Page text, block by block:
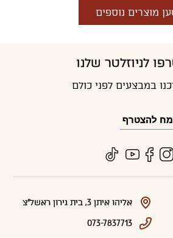
מוצרים נוספים
לניוזלטר שלנו
במבצעים לפני כולם
אליהו איתן 3, בית גירון ראשל"צ
073-7837713